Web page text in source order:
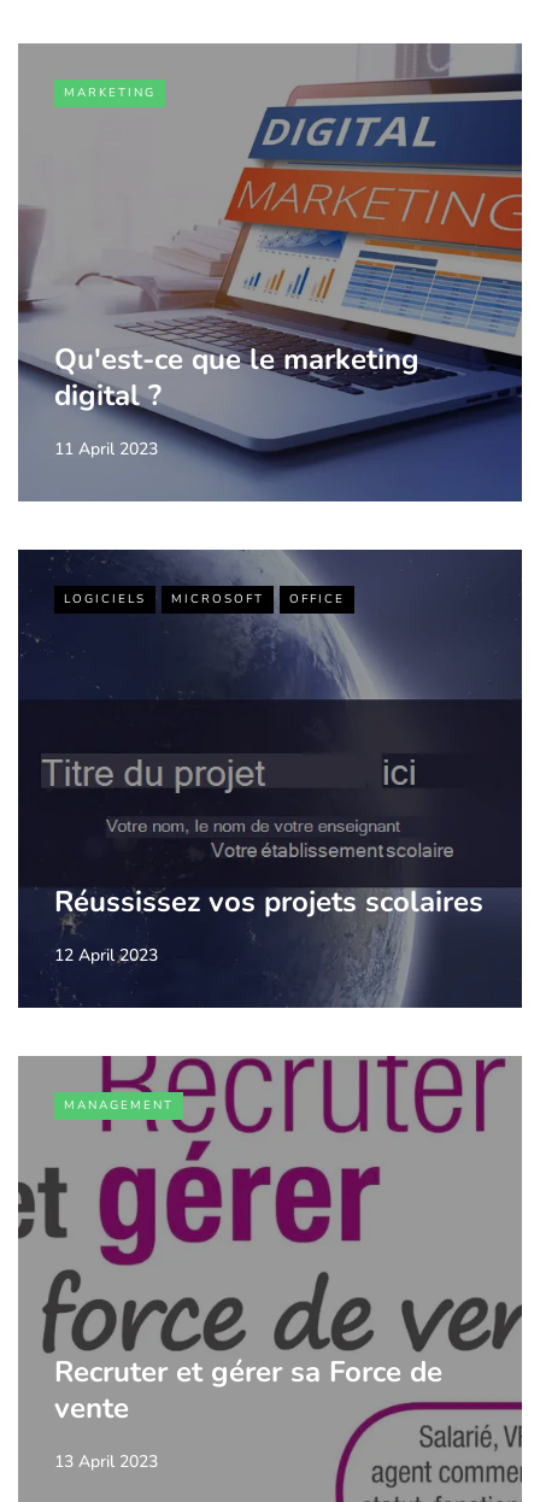
MARKETING
Qu'est-ce que le marketing
digital ?
11 April 2023
LOGICIELS MICROSOFT OFFICE
Réussissez vos projets scolaires
12 April 2023
MANAGEMENT
Recruter et gérer sa Force de
vente
13 April 2023